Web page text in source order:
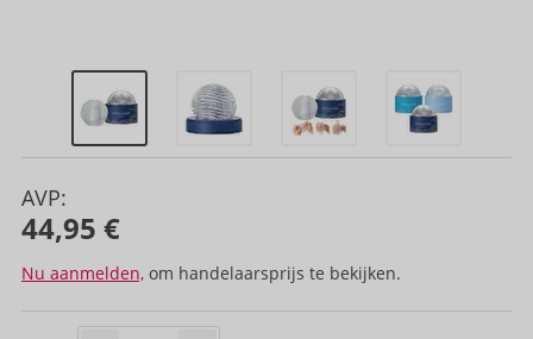
AVP:
44,95 €
Nu aanmelden, om handelaarsprijs te bekijken.